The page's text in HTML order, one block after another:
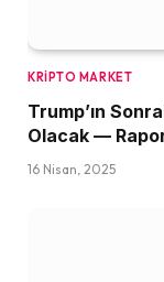
KRIPTO MARKET
Trump’ın
Olacak —
16 Nisan, 2025